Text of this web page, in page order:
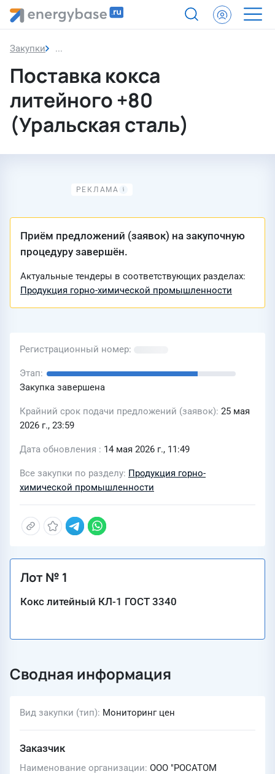
Закупки Закупка
Поставка кокса
литейного +80
(Уральская сталь)
Приём предложений (заявок) на закупочную
процедуру завершён.
Актуальные тендеры в соответствующих разделах:
Продукция горно-химической промышленности
Регистрационный номер
Этап
Закупка завершена
Крайний срок подачи предложений (заявок) 25 мая
2026 г., 23:59
Дата обновления 14 мая 2026 г., 11:49
Все закупки по разделу Продукция горно-
химической промышленности
Лот № 1
Кокс литейный КЛ-1 ГОСТ 3340
Сводная информация
Вид закупки (тип) Мониторинг цен
Заказчик
Наименование организации ООО "РОСАТОМ